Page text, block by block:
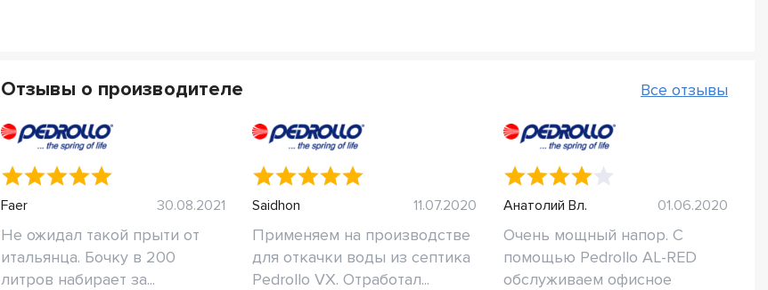
Отзывы о производителе Все отзывы
Faer 30.08.2021
Не ожидал такой прыти от
итальянца. Бочку в 200
литров набирает за...
Saidhon 11.07.2020
Применяем на производстве
для откачки воды из септика
Pedrollo VX. Отработал...
Анатолий Вл. 01.06.2020
Очень мощный напор. С
помощью Pedrollo AL-RED
обслуживаем офисное